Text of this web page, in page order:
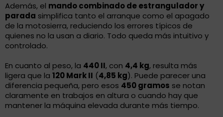
Además, el mando combinado de estrangulador y
parada simplifica tanto el arranque como el apagado
de la motosierra, reduciendo los errores típicos de
quienes no la usan a diario. Todo queda más intuitivo y
controlado.
En cuanto al peso, la 440 II, con 4,4 kg, resulta más
ligera que la 120 Mark II (4,85 kg). Puede parecer una
diferencia pequeña, pero esos 450 gramos se notan
claramente en trabajos en altura o cuando hay que
mantener la máquina elevada durante más tiempo.